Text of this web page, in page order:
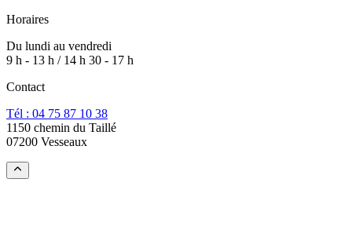
Horaires
Du lundi au vendredi
9 h - 13 h / 14 h 30 - 17 h
Contact
Tél : 04 75 87 10 38
1150 chemin du Taillé
07200 Vesseaux